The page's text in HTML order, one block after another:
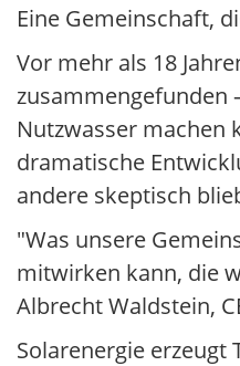
Eine Gemeinschaft,
Vor mehr als 18
zusammengefunden
Nutzwasser machen
dramatische
andere skeptisch
"Was unsere
mitwirken kann, die
Albrecht Waldstein,
Solarenergie